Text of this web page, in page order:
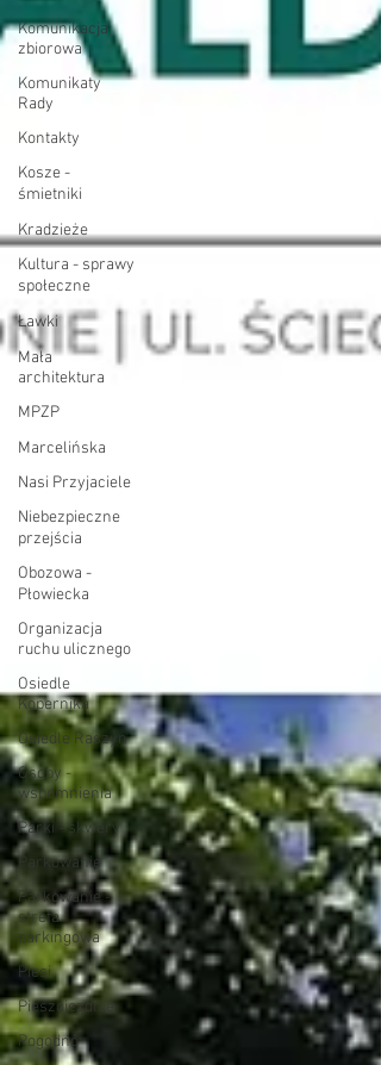
Komunikacja
zbiorowa
Komunikaty
Rady
Kontakty
Kosze -
śmietniki
Kradzieże
Kultura - sprawy
społeczne
Ławki
Mała
architektura
MPZP
Marcelińska
Nasi Przyjaciele
Niebezpieczne
przejścia
Obozowa -
Płowiecka
Organizacja
ruchu ulicznego
Osiedle
Kopernika
Osiedle Raszyn
Osoby -
wspomnienia
Parki - skwery
Parkowanie
Parkowanie -
strefa
parkingowa
Piesi
Pieszojezdnie
Pogodno